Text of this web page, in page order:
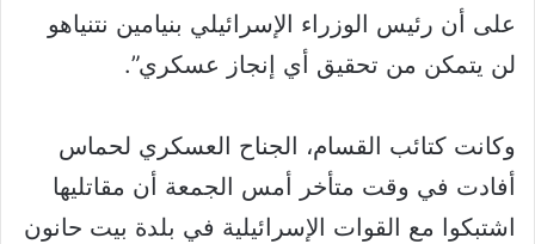
على أن رئيس الوزراء الإسرائيلي بنيامين نتنياهو
لن يتمكن من تحقيق أي إنجاز عسكري”.
وكانت كتائب القسام، الجناح العسكري لحماس
أفادت في وقت متأخر أمس الجمعة أن مقاتليها
اشتبكوا مع القوات الإسرائيلية في بلدة بيت حانون